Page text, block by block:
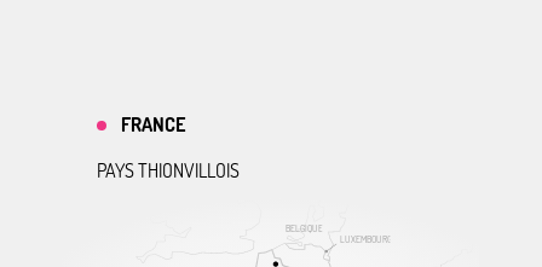
BELGIQUE
LUXEMBOURG
FRANCE
PAYS THIONVILLOIS